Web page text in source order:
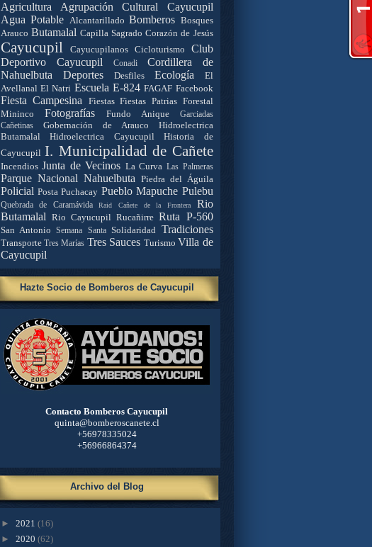
Agricultura
Agrupación Cultural Cayucupil
Agua Potable Alcantarillado Bomberos Bosques
Arauco Butamalal Capilla Sagrado Corazón de Jesús
Cayucupil Cayucupilanos Cicloturismo
Club
Deportivo Cayucupil
Conadi
Cordillera de
Nahuelbuta
Deportes Desfiles Ecología
El
Avellanal El Natri Escuela E-824 FAGAF Facebook
Fiesta Campesina Fiestas Fiestas Patrias Forestal
Mininco
Fotografías Fundo Anique
Garciadas
Cañetinas
Gobernación de Arauco
Hidroelectrica
Butamalal
Hidroelectrica Cayucupil
Historia de
Cayucupil I. Municipalidad de Cañete
Incendios Junta de Vecinos La Curva Las Palmeras
Parque Nacional Nahuelbuta Piedra del Águila
Policial Posta Puchacay Pueblo Mapuche Pulebu
Quebrada de Caramávida Raid Cañete de la Frontera
Rio
Butamalal Rio Cayucupil Rucañirre Ruta P-560
San Antonio Semana Santa Solidaridad Tradiciones
Transporte Tres Marías Tres Sauces Turismo Villa de
Cayucupil
Hazte Socio de Bomberos de Cayucupil
Contacto Bomberos Cayucupil
quinta@bomberoscanete.cl
+56978335024
+56966864374
Archivo del Blog
► 2021 (16)
► 2020 (62)